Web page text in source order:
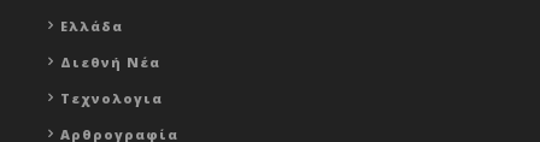
Ελλάδα
Διεθνή Νέα
Τεχνολογια
Αρθρογραφία